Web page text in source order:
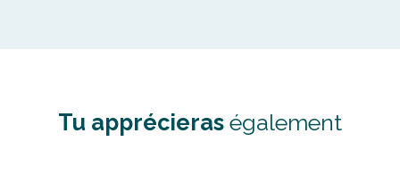
Tu apprécieras également